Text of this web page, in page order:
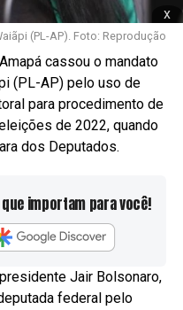
x
(PL-AP). Foto: Reprodução
cassou o mandato
(PL-AP) pelo uso de
para procedimento de
de 2022, quando
dos Deputados.
importam para você!
Jair Bolsonaro,
federal pelo